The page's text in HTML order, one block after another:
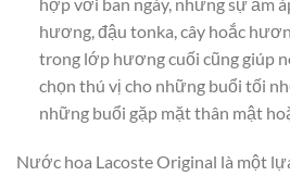
hương, đậu tonka, cây hoắc
trong lớp hương cuối cũng giúp
chọn thú vị cho những buổi tối
những buổi gặp mặt thân mật
Nước hoa Lacoste Original là một